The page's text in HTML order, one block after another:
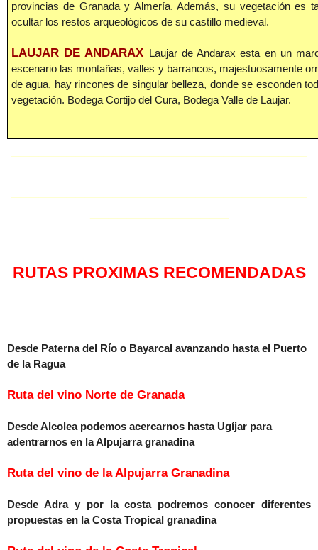
provincias de Granada y Almería. Además, su vegetación es
ocultar los restos arqueológicos de su castillo medieval.
LAUJAR DE ANDARAX
Laujar de Andarax esta en un
escenario las montañas, valles y barrancos, majestuosamente
de agua, hay rincones de singular belleza, donde se esconden
vegetación. Bodega Cortijo del Cura, Bodega Valle de Laujar.
RUTAS PROXIMAS RECOMENDADAS
Desde Paterna del Río o Bayarcal avanzando hasta el Puerto
de la Ragua
Ruta del vino Norte de Granada
Desde Alcolea podemos acercarnos hasta Ugíjar para
adentrarnos en la Alpujarra granadina
Ruta del vino de la Alpujarra Granadina
Desde Adra y por la costa podremos conocer diferentes
propuestas en la Costa Tropical granadina